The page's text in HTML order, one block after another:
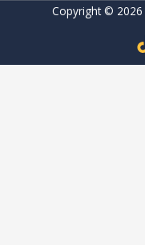
Copyright © 2026